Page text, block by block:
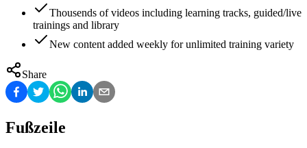
Thousends of videos including learning tracks, guided/live
trainings and library
New content added weekly for unlimited training variety
Share
Fußzeile